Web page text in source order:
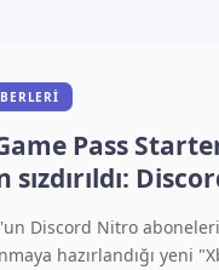
Pass
sızdırıldı:
Discord Nitro
hazırlandığı yeni